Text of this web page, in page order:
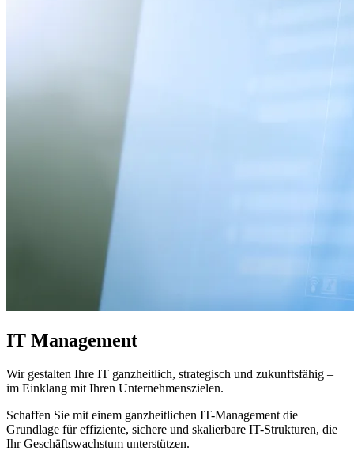
IT Management
Wir gestalten Ihre IT ganzheitlich, strategisch und zukunftsfähig –
im Einklang mit Ihren Unternehmenszielen.
Schaffen Sie mit einem ganzheitlichen IT-Management die
Grundlage für effiziente, sichere und skalierbare IT-Strukturen, die
Ihr Geschäftswachstum unterstützen.